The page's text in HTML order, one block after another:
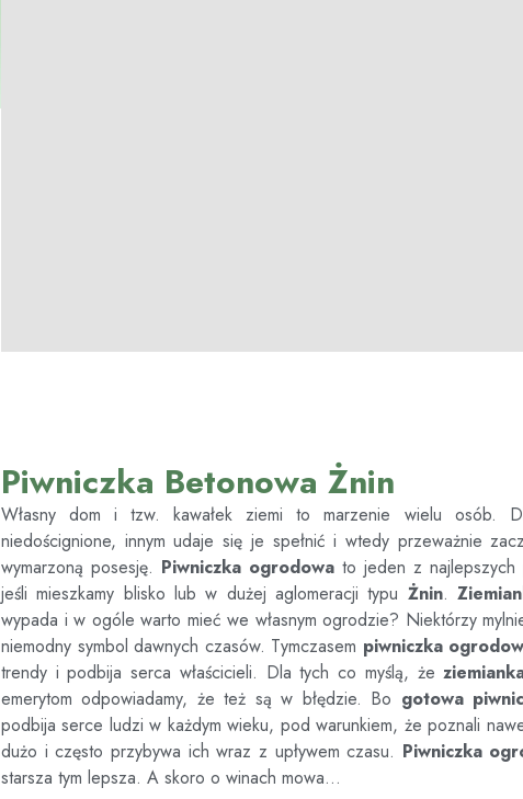
Piwniczka Betonowa Żnin
Własny dom i tzw. kawałek ziemi to marzenie wielu osób.
niedoścignione, innym udaje się je spełnić i wtedy przeważnie
wymarzoną posesję. Piwniczka ogrodowato jeden z najlepszych
jeśli mieszkamy blisko lub w dużej aglomeracji typu Żnin.
wypada i w ogóle warto mieć we własnym ogrodzie? Niektórzy
niemodny symbol dawnych czasów. Tymczasem piwniczka
trendy i podbija serca właścicieli. Dla tych co myślą, że
emerytom odpowiadamy, że też są w błędzie. Bo gotowa
podbija serce ludzi w każdym wieku, pod warunkiem, że poznali
dużo i często przybywa ich wraz z upływem czasu. Piwniczka
starsza tym lepsza. A skoro o winach mowa…